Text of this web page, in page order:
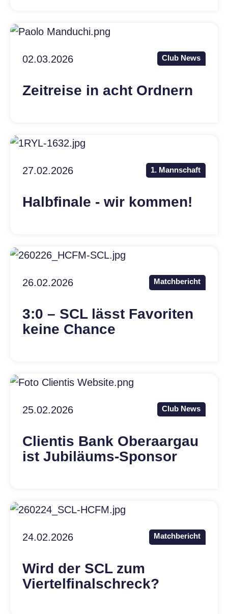
02.03.2026 Club News
Zeitreise in acht Ordnern
27.02.2026 1. Mannschaft
Halbfinale - wir kommen!
26.02.2026 Matchbericht
3:0 – SCL lässt Favoriten
keine Chance
25.02.2026 Club News
Clientis Bank Oberaargau
ist Jubiläums-Sponsor
24.02.2026 Matchbericht
Wird der SCL zum
Viertelfinalschreck?